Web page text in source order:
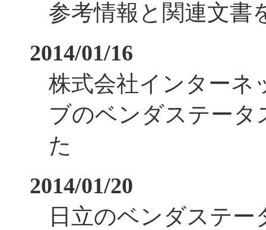
参考情報と関連文書
2014/01/16
株式会社インターネ
ブのベンダステータ
た
2014/01/20
日立のベンダステ